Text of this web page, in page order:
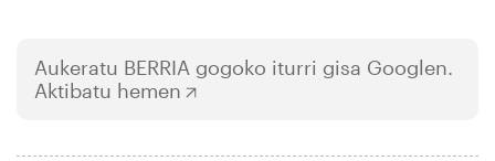
Aukeratu BERRIA gogoko iturri gisa Googlen.
Aktibatu hemen